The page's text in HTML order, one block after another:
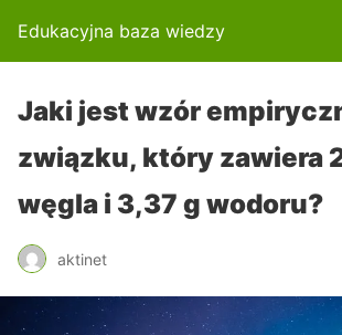
Edukacyjna baza wiedzy
Jaki jest wzór
związku, który zawiera
węgla i 3,37 g wodoru?
aktinet